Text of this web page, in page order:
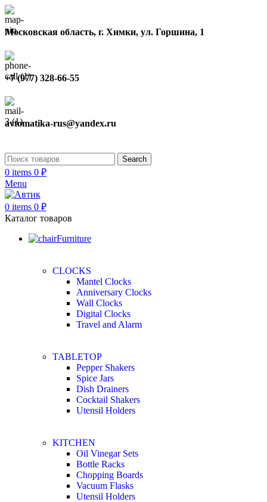
Московская область, г. Химки, ул. Горшина, 1
+7 (977) 328-66-55
avtomatika-rus@yandex.ru
Search
0 items 0 ₽
Menu
0 items 0 ₽
Каталог товаров
Furniture
CLOCKS
Mantel Clocks
Anniversary Clocks
Wall Clocks
Digital Clocks
Travel and Alarm
TABLETOP
Pepper Shakers
Spice Jars
Dish Drainers
Сocktail Shakers
Utensil Holders
KITCHEN
Oil Vinegar Sets
Bottle Racks
Chopping Boards
Vacuum Flasks
Utensil Holders